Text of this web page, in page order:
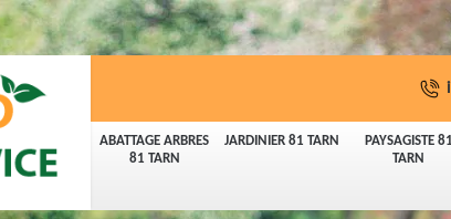
ABATTAGE ARBRES
81 TARN
JARDINIER 81 TARN
PAYSAGISTE 81
TARN